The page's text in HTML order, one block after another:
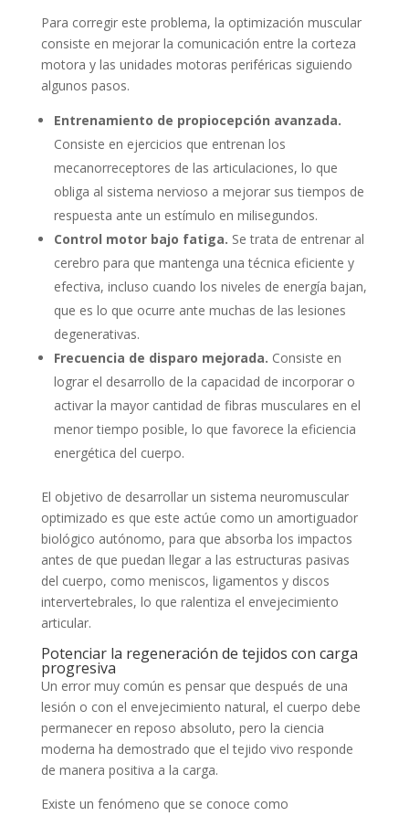
Para corregir este problema, la optimización muscular
consiste en mejorar la comunicación entre la corteza
motora y las unidades motoras periféricas siguiendo
algunos pasos.
Entrenamiento de propiocepción avanzada.
Consiste en ejercicios que entrenan los
mecanorreceptores de las articulaciones, lo que
obliga al sistema nervioso a mejorar sus tiempos de
respuesta ante un estímulo en milisegundos.
Control motor bajo fatiga. Se trata de entrenar al
cerebro para que mantenga una técnica eficiente y
efectiva, incluso cuando los niveles de energía bajan,
que es lo que ocurre ante muchas de las lesiones
degenerativas.
Frecuencia de disparo mejorada. Consiste en
lograr el desarrollo de la capacidad de incorporar o
activar la mayor cantidad de fibras musculares en el
menor tiempo posible, lo que favorece la eficiencia
energética del cuerpo.
El objetivo de desarrollar un sistema neuromuscular
optimizado es que este actúe como un amortiguador
biológico autónomo, para que absorba los impactos
antes de que puedan llegar a las estructuras pasivas
del cuerpo, como meniscos, ligamentos y discos
intervertebrales, lo que ralentiza el envejecimiento
articular.
Potenciar la regeneración de tejidos con carga
progresiva
Un error muy común es pensar que después de una
lesión o con el envejecimiento natural, el cuerpo debe
permanecer en reposo absoluto, pero la ciencia
moderna ha demostrado que el tejido vivo responde
de manera positiva a la carga.
Existe un fenómeno que se conoce como